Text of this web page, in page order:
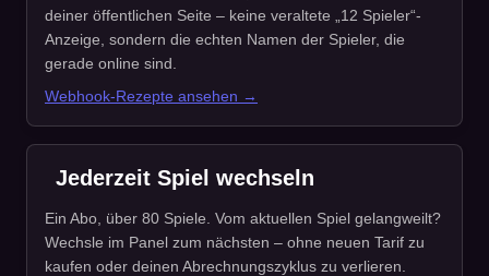
deiner öffentlichen Seite – keine veraltete „12 Spieler“-
Anzeige, sondern die echten Namen der Spieler, die
gerade online sind.
Webhook-Rezepte ansehen →
Jederzeit Spiel wechseln
Ein Abo, über 80 Spiele. Vom aktuellen Spiel gelangweilt?
Wechsle im Panel zum nächsten – ohne neuen Tarif zu
kaufen oder deinen Abrechnungszyklus zu verlieren.